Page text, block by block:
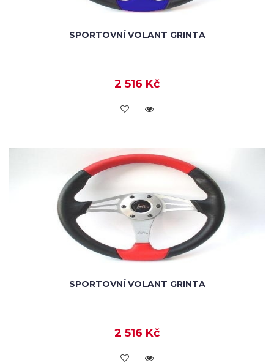
SPORTOVNÍ VOLANT GRINTA
2 516 Kč
VLOŽIT DO KOŠÍKU
SPORTOVNÍ VOLANT GRINTA
2 516 Kč
VLOŽIT DO KOŠÍKU